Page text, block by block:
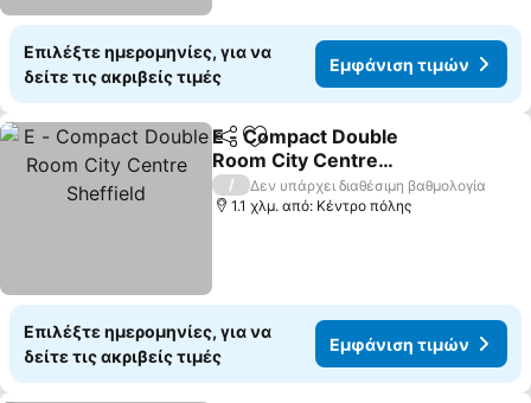
Επιλέξτε ημερομηνίες, για να
δείτε τις ακριβείς τιμές
Εμφάνιση τιμών
Κοινοποίηση
Προσθήκη στα αγαπημένα
E - Compact Double
Room City Centre
Sheffield
Εμφάνιση τιμών
/
Δεν υπάρχει διαθέσιμη βαθμολογία
1.1 χλμ. από: Κέντρο πόλης
Επιλέξτε ημερομηνίες, για να
δείτε τις ακριβείς τιμές
Εμφάνιση τιμών